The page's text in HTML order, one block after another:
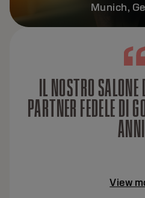
Munich,
IL NOSTRO
PARTNER FEDELE DI
View